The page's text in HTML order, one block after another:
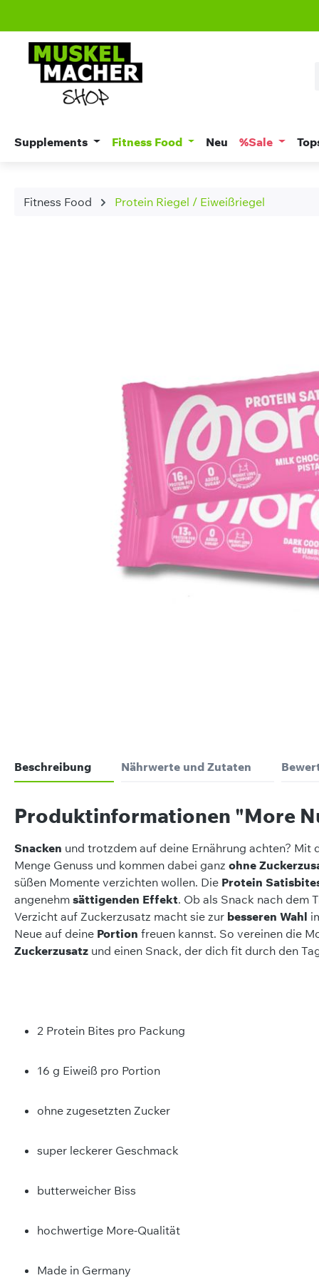
Supplements Fitness Food Neu %Sale
Fitness Food Protein Riegel / Eiweißriegel
Beschreibung Nährwerte und Zutaten
Produktinformationen "More
Snacken und trotzdem auf deine Ernährung achten? Mit
Menge Genuss und kommen dabei ganz ohne
süßen Momente verzichten wollen. Die Protein
angenehm sättigenden Effekt. Ob als Snack nach dem
Verzicht auf Zuckerzusatz macht sie zur besseren Wahl
Neue auf deine Portion freuen kannst. So vereinen die
Zuckerzusatz und einen Snack, der dich fit durch den
2 Protein Bites pro Packung
16 g Eiweiß pro Portion
ohne zugesetzten Zucker
super leckerer Geschmack
butterweicher Biss
hochwertige More-Qualität
Made in Germany